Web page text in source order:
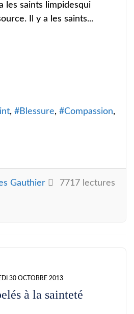
les saints limpidesqui
Il y a les saints...
Blessure
Compassion
Gauthier 7717 lectures
30 OCTOBRE 2013
à la sainteté